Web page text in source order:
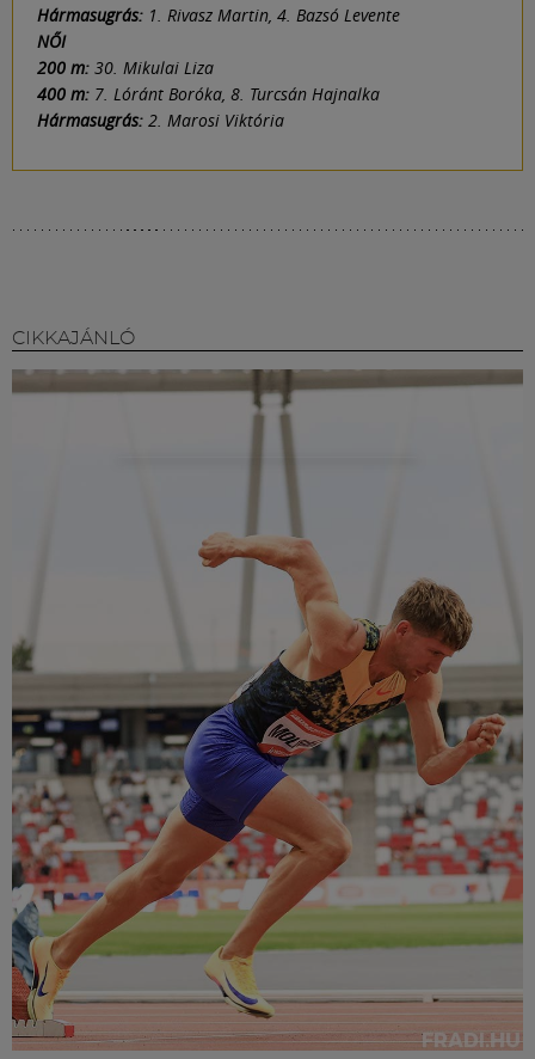
Hármasugrás: 1. Rivasz Martin, 4. Bazsó Levente
NŐI
200 m: 30. Mikulai Liza
400 m: 7. Lóránt Boróka, 8. Turcsán Hajnalka
Hármasugrás: 2. Marosi Viktória
CIKKAJÁNLÓ